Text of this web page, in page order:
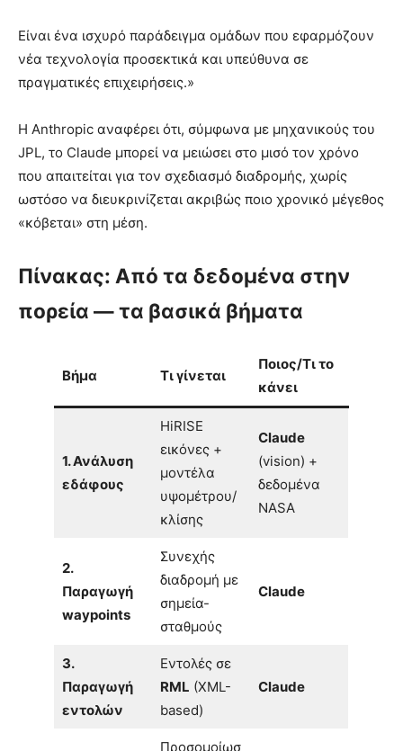
Είναι ένα ισχυρό παράδειγμα ομάδων που εφαρμόζουν
νέα τεχνολογία προσεκτικά και υπεύθυνα σε
πραγματικές επιχειρήσεις.»
Η Anthropic αναφέρει ότι, σύμφωνα με μηχανικούς του
JPL, το Claude μπορεί να μειώσει στο μισό τον χρόνο
που απαιτείται για τον σχεδιασμό διαδρομής, χωρίς
ωστόσο να διευκρινίζεται ακριβώς ποιο χρονικό μέγεθος
«κόβεται» στη μέση.
Πίνακας: Από τα δεδομένα στην
πορεία — τα βασικά βήματα
Βήμα Τι γίνεται
Ποιος/Τι το
κάνει
1. Ανάλυση
εδάφους
HiRISE
εικόνες +
μοντέλα
υψομέτρου/
κλίσης
Claude
(vision) +
δεδομένα
NASA
2.
Παραγωγή
waypoints
Συνεχής
διαδρομή με
σημεία-
σταθμούς
Claude
3.
Παραγωγή
εντολών
Εντολές σε
RML (XML-
based)
Claude
Προσομοίωσ